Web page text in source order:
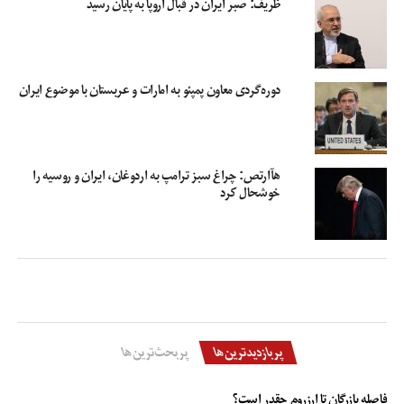
ظریف: صبر ایران در قبال اروپا به پایان رسید
دوره‌گردی معاون پمپئو به امارات و عربستان با موضوع ایران
هآارتص: چراغ سبز ترامپ به اردوغان، ایران و روسیه را
خوشحال کرد
پربازدیدترین‌ها پربحث‌ترین‌ها
فاصله بازرگان تا ارزروم چقدر است؟